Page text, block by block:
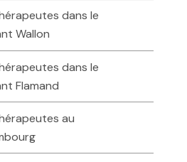
dans le
Wallon
dans le
Flamand
au